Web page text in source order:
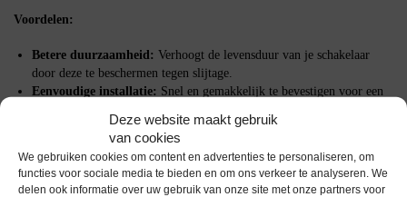
Deze website maakt gebruik
van cookies
We gebruiken cookies om content en advertenties te personaliseren, om
functies voor sociale media te bieden en om ons verkeer te analyseren. We
delen ook informatie over uw gebruik van onze site met onze partners voor
Voordelen:
Betere duurzaamheid: Verhoogt de levensduur van je schakelaar
door deze te beschermen tegen slijtage.
Eenvoudige installatie: Snel en gemakkelijk te bevestigen voor een
Specificaties
Bediening via mobiele app N